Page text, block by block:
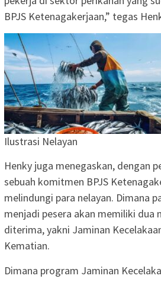
BPJS Ketenagakerjaan,” tegas
Ilustrasi Nelayan
Henky juga menegaskan, dengan
sebuah komitmen BPJS
melindungi para nelayan. Dimana
menjadi pesera akan memiliki dua
diterima, yakni Jaminan
Kematian.
Dimana program Jaminan